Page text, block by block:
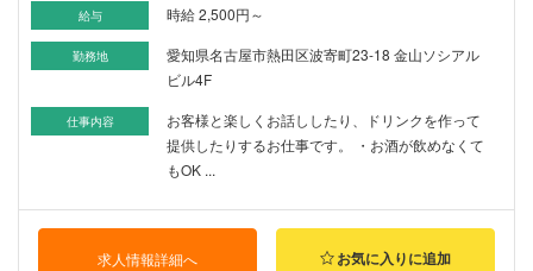
給与 時給 2,500円～
勤務地
愛知県名古屋市熱田区波寄町23-18 金山ソシアル
ビル4F
仕事内容
お客様と楽しくお話ししたり、ドリンクを作って
提供したりするお仕事です。 ・お酒が飲めなくて
もOK ...
求人情報詳細へ お気に入りに追加